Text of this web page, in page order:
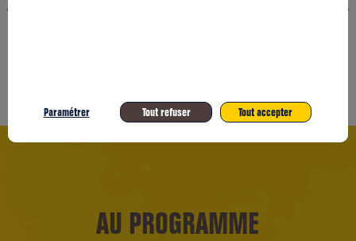
AU PROGRAMME
Paramétrer Tout refuser Tout accepter